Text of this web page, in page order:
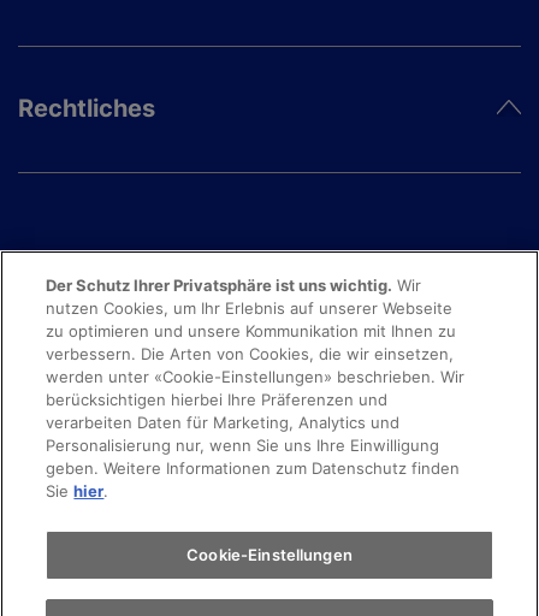
Rechtliches
© 2025 Copyright movon AG
Der Schutz Ihrer Privatsphäre ist uns wichtig. Wir
nutzen Cookies, um Ihr Erlebnis auf unserer Webseite
zu optimieren und unsere Kommunikation mit Ihnen zu
verbessern. Die Arten von Cookies, die wir einsetzen,
werden unter «Cookie-Einstellungen» beschrieben. Wir
berücksichtigen hierbei Ihre Präferenzen und
verarbeiten Daten für Marketing, Analytics und
Personalisierung nur, wenn Sie uns Ihre Einwilligung
geben. Weitere Informationen zum Datenschutz finden
Siehier.
Cookie-Einstellungen